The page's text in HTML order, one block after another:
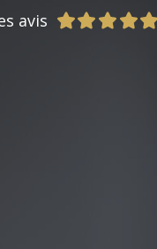
avis